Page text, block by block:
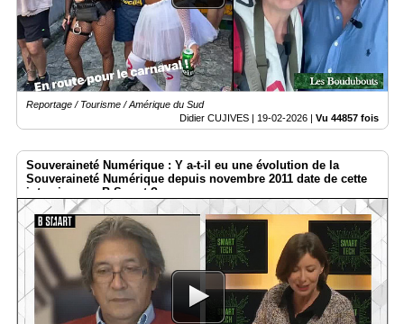
Reportage / Tourisme / Amérique du Sud
Didier CUJIVES | 19-02-2026 | Vu 44857 fois
Souveraineté Numérique : Y a-t-il eu une évolution de la
Souveraineté Numérique depuis novembre 2011 date de cette
interview par B-Smart ?